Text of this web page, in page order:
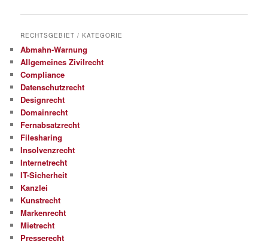
RECHTSGEBIET / KATEGORIE
Abmahn-Warnung
Allgemeines Zivilrecht
Compliance
Datenschutzrecht
Designrecht
Domainrecht
Fernabsatzrecht
Filesharing
Insolvenzrecht
Internetrecht
IT-Sicherheit
Kanzlei
Kunstrecht
Markenrecht
Mietrecht
Presserecht